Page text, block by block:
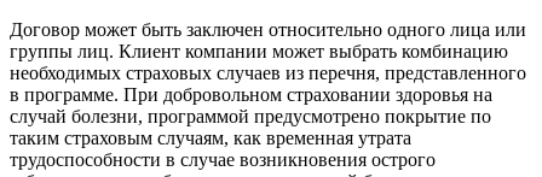
Договор может быть заключен относительно одного лица или
группы лиц. Клиент компании может выбрать комбинацию
необходимых страховых случаев из перечня, представленного
в программе. При добровольном страховании здоровья на
случай болезни, программой предусмотрено покрытие по
таким страховым случаям, как временная утрата
трудоспособности в случае возникновения острого